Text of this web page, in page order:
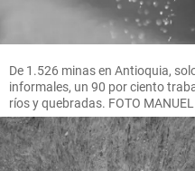
De 1.526 minas en Antioquia,
informales, un 90 por ciento
ríos y quebradas. FOTO